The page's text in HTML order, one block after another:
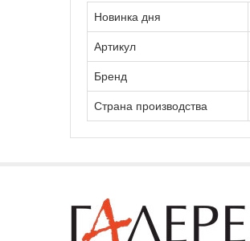
Новинка дня
Артикул
Бренд
Страна производства